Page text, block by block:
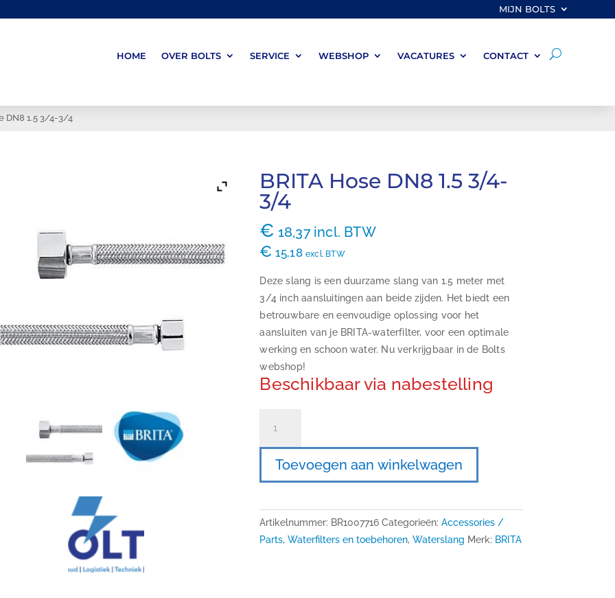
MIJN BOLTS
HOME OVER BOLTS SERVICE WEBSHOP VACATURES CONTACT
DN8 1.5 3/4-3/4
BRITA Hose DN8 1.5 3/4-
3/4
€ 18,37 incl. BTW
€ 15,18 excl. BTW
Deze slang is een duurzame slang van 1.5 meter met
3/4 inch aansluitingen aan beide zijden. Het biedt een
betrouwbare en eenvoudige oplossing voor het
aansluiten van je BRITA-waterfilter, voor een optimale
werking en schoon water. Nu verkrijgbaar in de Bolts
webshop!
Beschikbaar via nabestelling
Hose
DN8
3/4-
aantal
Toevoegen aan winkelwagen
Artikelnummer: BR1007716 Categorieën:Accessories /
Parts,Waterfilters en toebehoren,Waterslang Merk: BRITA